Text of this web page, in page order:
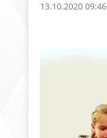
13.10.2020 09:46